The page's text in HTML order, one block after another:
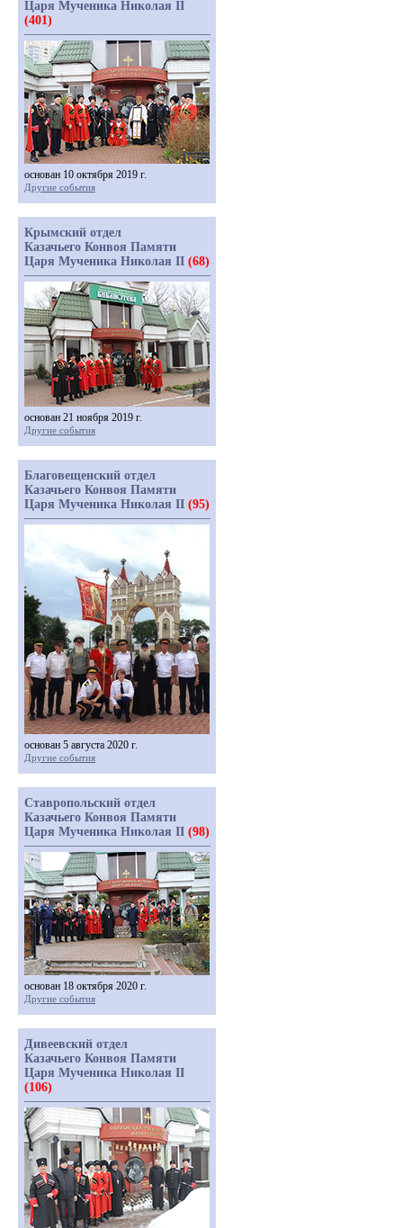
Царя Мученика Николая II
(401)
основан 10 октября 2019 г.
Другие события
Крымский отдел
Казачьего Конвоя Памяти
Царя Мученика Николая II (68)
основан 21 ноября 2019 г.
Другие события
Благовещенский отдел
Казачьего Конвоя Памяти
Царя Мученика Николая II (95)
основан 5 августа 2020 г.
Другие события
Ставропольский отдел
Казачьего Конвоя Памяти
Царя Мученика Николая II (98)
основан 18 октября 2020 г.
Другие события
Дивеевский отдел
Казачьего Конвоя Памяти
Царя Мученика Николая II
(106)